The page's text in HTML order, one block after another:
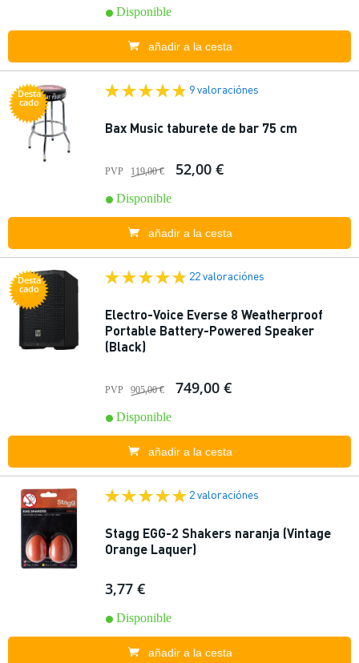
Disponible
añadir a la cesta
Desta
cado
9 valoraciónes
Bax Music taburete de bar 75 cm
PVP 119,00 € 52,00 €
Disponible
añadir a la cesta
Desta
cado
22 valoraciónes
Electro-Voice Everse 8 Weatherproof
Portable Battery-Powered Speaker
(Black)
PVP 905,00 € 749,00 €
Disponible
añadir a la cesta
2 valoraciónes
Stagg EGG-2 Shakers naranja (Vintage
Orange Laquer)
3,77 €
Disponible
añadir a la cesta